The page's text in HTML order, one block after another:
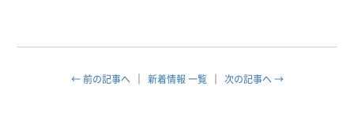
← 前の記事へ 新着情報 一覧 次の記事へ →